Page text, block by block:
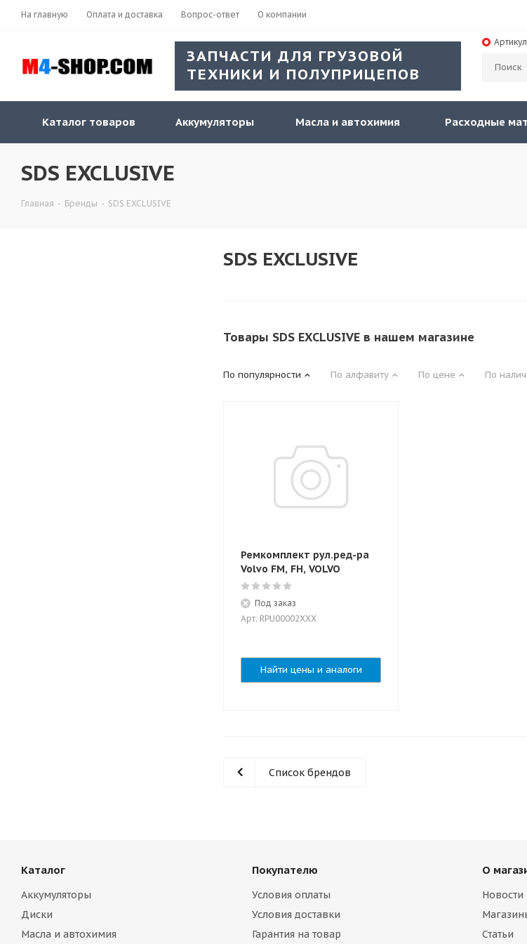
На главную Оплата и доставка Вопрос-ответ О компании
ЗАПЧАСТИ ДЛЯ ГРУЗОВОЙ
ТЕХНИКИ И ПОЛУПРИЦЕПОВ
Артикул
Каталог товаров Аккумуляторы Масла и автохимия Расходные
SDS EXCLUSIVE
Главная - Бренды - SDS EXCLUSIVE
SDS EXCLUSIVE
Товары SDS EXCLUSIVE в нашем магазине
По популярности По алфавиту По цене По
Ремкомплект рул.ред-ра
Volvo FM, FH, VOLVO
Под заказ
Арт: RPU00002XXX
Найти цены и аналоги
Список брендов
Каталог
Аккумуляторы
Диски
Масла и автохимия
Покупателю
Условия оплаты
Условия доставки
Гарантия на товар
О
Новости
Статьи